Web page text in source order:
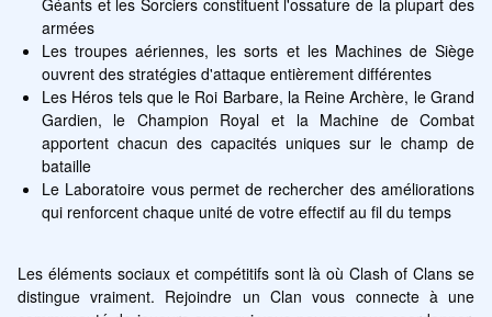
armées
Les troupes aériennes, les sorts et les Machines de Siège
ouvrent des stratégies d'attaque entièrement différentes
Les Héros tels que le Roi Barbare, la Reine Archère, le Grand
Gardien, le Champion Royal et la Machine de Combat
apportent chacun des capacités uniques sur le champ de
bataille
Le Laboratoire vous permet de rechercher des améliorations
qui renforcent chaque unité de votre effectif au fil du temps
Les éléments sociaux et compétitifs sont là où Clash of Clans se
distingue vraiment. Rejoindre un Clan vous connecte à une